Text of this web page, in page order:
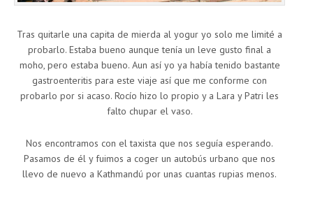
Tras quitarle una capita de mierda al yogur yo solo me limité a
probarlo. Estaba bueno aunque tenía un leve gusto final a
moho, pero estaba bueno. Aun así yo ya había tenido bastante
gastroenteritis para este viaje así que me conforme con
probarlo por si acaso. Rocío hizo lo propio y a Lara y Patri les
falto chupar el vaso.
Nos encontramos con el taxista que nos seguía esperando.
Pasamos de él y fuimos a coger un autobús urbano que nos
llevo de nuevo a Kathmandú por unas cuantas rupias menos.